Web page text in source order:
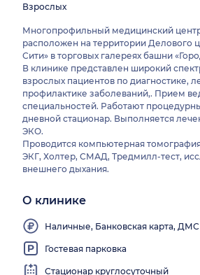
Взрослых
Многопрофильный медицинский
расположен на территории Делового
Сити» в торговых галереях башни
В клинике представлен широкий
взрослых пациентов по диагностике,
профилактике заболеваний,. Прием
специальностей. Работают
дневной стационар. Выполняется
ЭКО.
Проводится компьютерная
ЭКГ, Холтер, СМАД, Тредмилл-тест,
внешнего дыхания.
О клинике
Наличные, Банковская карта, ДМС
Гостевая парковка
Стационар круглосуточный